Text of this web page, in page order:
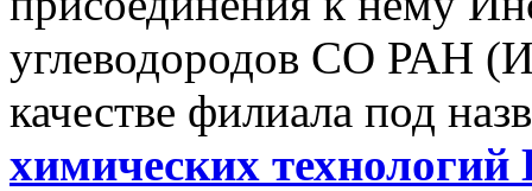
углеводородов СО РАН
качестве филиала под
химических